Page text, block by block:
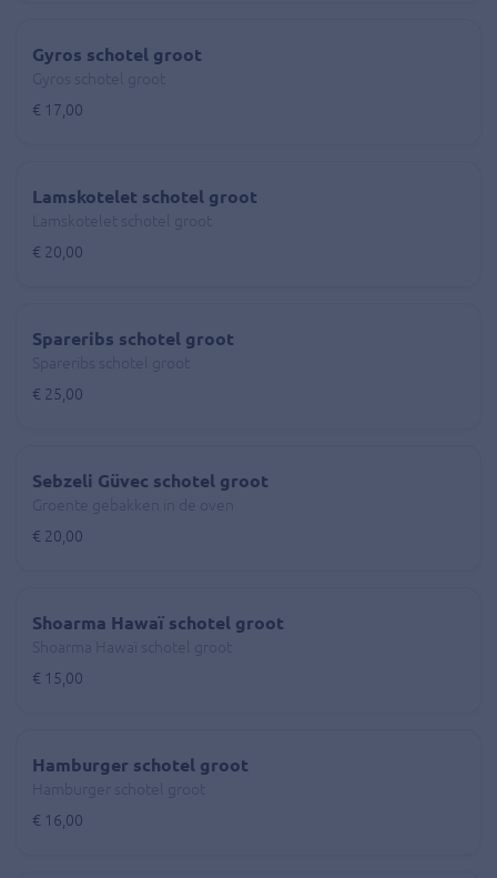
Gyros schotel groot
€ 17,00
Lamskotelet schotel groot
€ 20,00
Spareribs schotel groot
€ 25,00
Sebzeli Güvec schotel groot
€ 20,00
Shoarma Hawaï schotel groot
€ 15,00
Hamburger schotel groot
€ 16,00